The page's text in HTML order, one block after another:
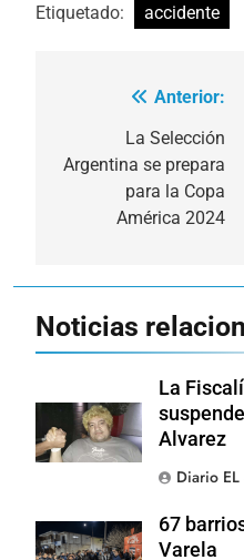
Etiquetado: accidente
Navegación
entradas
Anterior:
La Selección
Argentina se prepara
para la Copa
América 2024
Noticias
La
Alvarez
Diario EL
67
Varela